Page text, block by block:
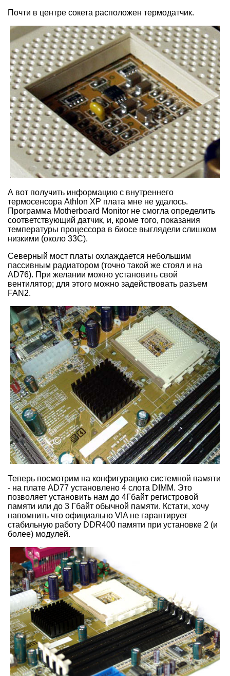
Почти в центре сокета расположен термодатчик.
А вот получить информацию с внутреннего
термосенсора Athlon XP плата мне не удалось.
Программа Motherboard Monitor не смогла определить
соответствующий датчик, и, кроме того, показания
температуры процессора в биосе выглядели слишком
низкими (около 33C).
Северный мост платы охлаждается небольшим
пассивным радиатором (точно такой же стоял и на
AD76). При желании можно установить свой
вентилятор; для этого можно задействовать разъем
FAN2.
Теперь посмотрим на конфигурацию системной памяти
- на плате AD77 установлено 4 слота DIMM. Это
позволяет установить нам до 4Гбайт регистровой
памяти или до 3 Гбайт обычной памяти. Кстати, хочу
напомнить что официально VIA не гарантирует
стабильную работу DDR400 памяти при установке 2 (и
более) модулей.